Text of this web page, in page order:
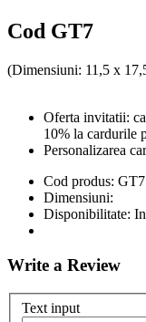
Cod GT7
(Dimensiuni: 11,5 x
Oferta invitatii:
10% la cardurile
Personalizarea
Cod produs: GT7
Dimensiuni:
Disponibilitate:
Write a Review
Text input